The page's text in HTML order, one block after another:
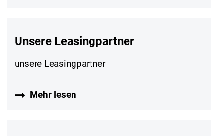
Unsere Leasingpartner
unsere Leasingpartner
Mehr lesen